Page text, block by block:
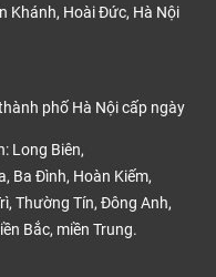
Khánh, Hoài Đức, Hà Nội
phố Hà Nội cấp ngày
Long Biên,
Ba Đình, Hoàn Kiếm,
Thường Tín, Đông Anh,
Bắc, miền Trung.